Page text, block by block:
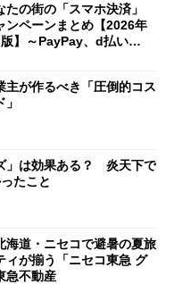
たの街の「スマホ決済」
ンペーンまとめ【2026年
】～PayPay、d払い、a
主が作るべき「圧倒的コス
」は効果ある？ 炎天下で
たこと
海道・ニセコで避暑の夏旅
ィが揃う「ニセコ東急 グ
急不動産